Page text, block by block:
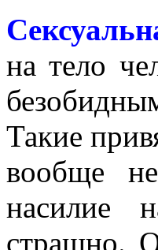
на тело
Такие
вообще
насилие
страшно.